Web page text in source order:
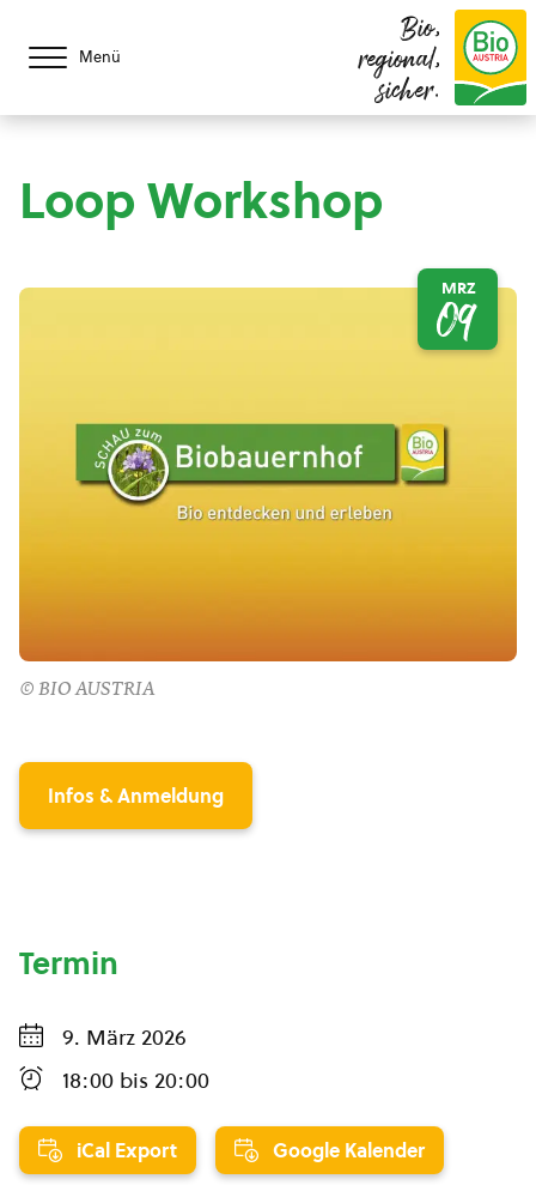
Menü
Bio,
regional,
sicher.
Loop Workshop
© BIO AUSTRIA
MRZ
09
Infos & Anmeldung
Termin
9. März 2026
18:00 bis 20:00
iCal Export Google Kalender